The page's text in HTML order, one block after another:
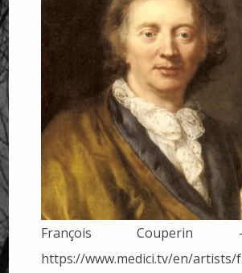
François
https://www.medici.tv/en/artists/